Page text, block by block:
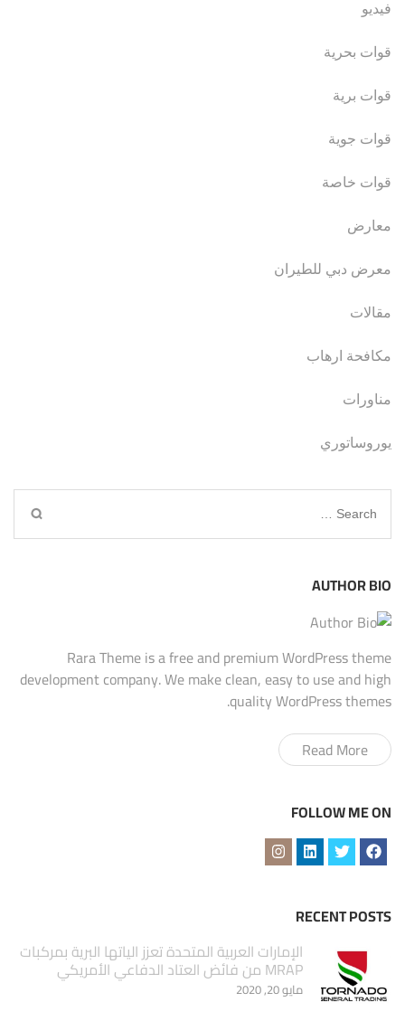
فيديو
قوات بحرية
قوات برية
قوات جوية
قوات خاصة
معارض
معرض دبي للطيران
مقالات
مكافحة ارهاب
مناورات
يوروساتوري
Search
for:
AUTHOR BIO
Rara Theme is a free and premium WordPress theme
development company. We make clean, easy to use and high
quality WordPress themes.
Read More
FOLLOW ME ON
RECENT POSTS
الإمارات العربية المتحدة تعزز الياتها البرية بمركبات
MRAP من فائض العتاد الدفاعي الأمريكي
مايو 20, 2020